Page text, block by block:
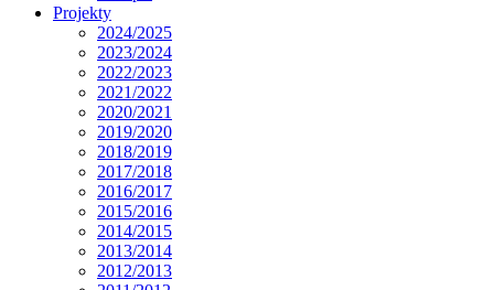
Projekty
2024/2025
2023/2024
2022/2023
2021/2022
2020/2021
2019/2020
2018/2019
2017/2018
2016/2017
2015/2016
2014/2015
2013/2014
2012/2013